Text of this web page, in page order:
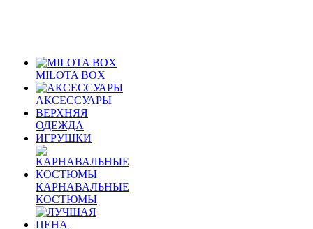
MILOTA BOX
АКСЕССУАРЫ
ВЕРХНЯЯ
ОДЕЖДА
ИГРУШКИ
КАРНАВАЛЬНЫЕ
КОСТЮМЫ